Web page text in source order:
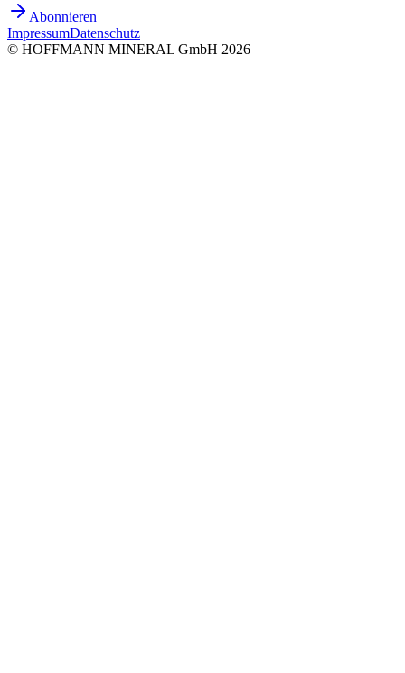
Abonnieren
ImpressumDatenschutz
© HOFFMANN MINERAL GmbH 2026